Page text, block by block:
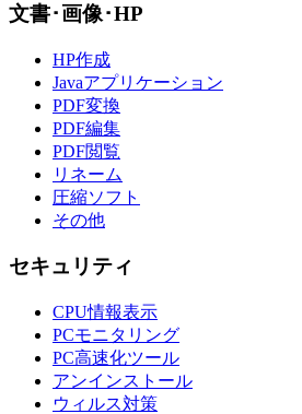
文書･画像･HP
HP作成
Javaアプリケーション
PDF変換
PDF編集
PDF閲覧
リネーム
圧縮ソフト
その他
セキュリティ
CPU情報表示
PCモニタリング
PC高速化ツール
アンインストール
ウィルス対策